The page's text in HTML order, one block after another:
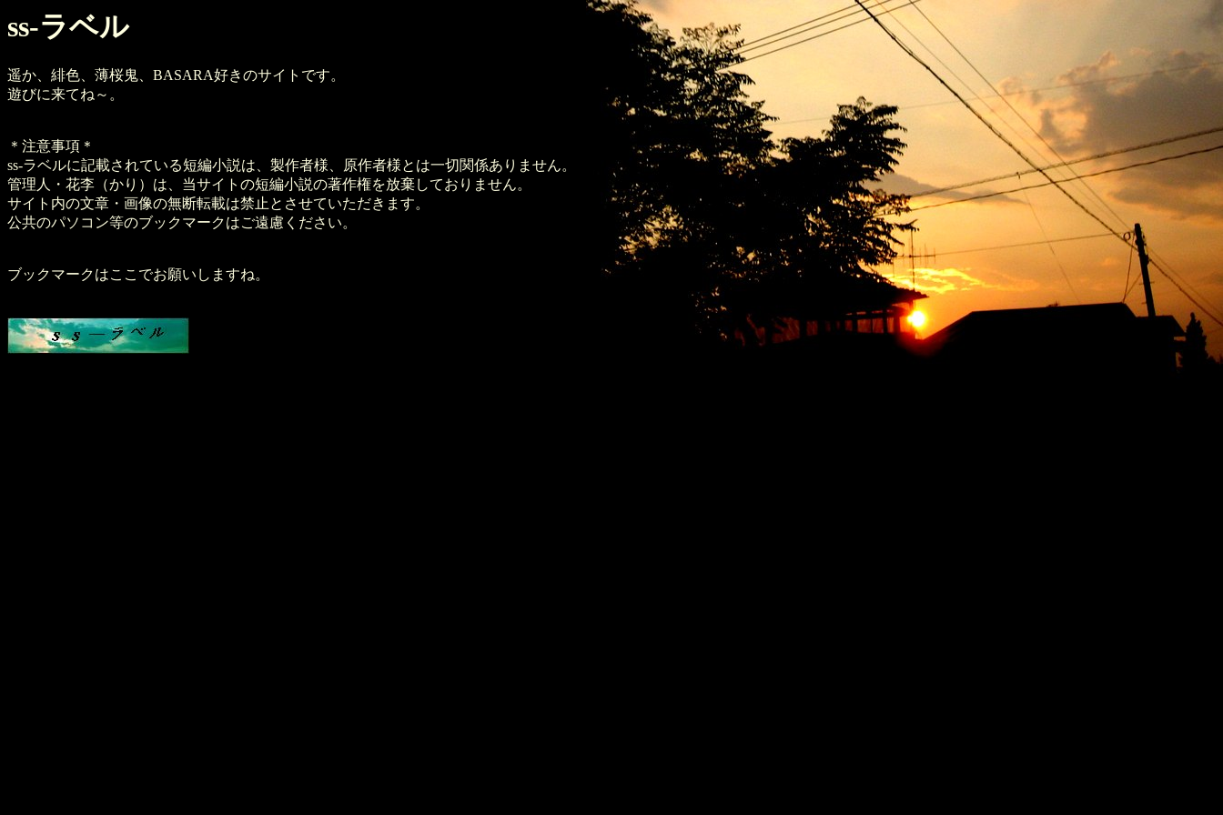
ss-ラベル
遥か、緋色、薄桜鬼、BASARA好きのサイトです。
遊びに来てね～。
＊注意事項＊
ss-ラベルに記載されている短編小説は、製作者様、原作者様とは一切関係ありません。
管理人・花李（かり）は、当サイトの短編小説の著作権を放棄しておりません。
サイト内の文章・画像の無断転載は禁止とさせていただきます。
公共のパソコン等のブックマークはご遠慮ください。
ブックマークはここでお願いしますね。